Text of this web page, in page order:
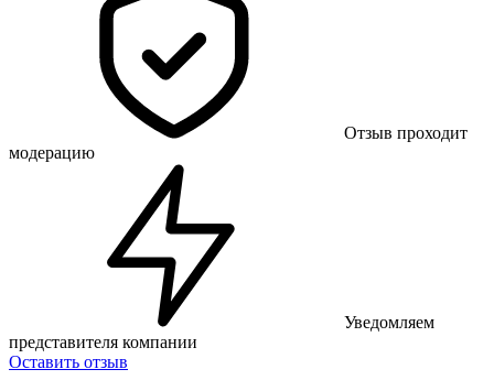
Отзыв проходит
модерацию
Уведомляем
представителя компании
Оставить отзыв